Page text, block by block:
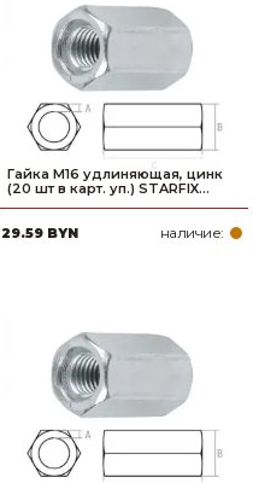
Гайка М16 удлиняющая, цинк
(20 шт в карт. уп.) STARFIX...
29.59 BYN наличие: